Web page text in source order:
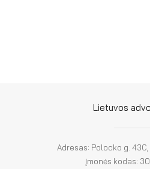
Lietuvos
Adresas: Polocko g. 43C,
Įmonės kodas: